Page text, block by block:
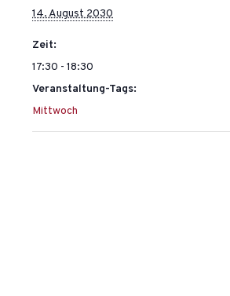
14. August 2030
Zeit:
17:30 - 18:30
Veranstaltung-Tags:
Mittwoch